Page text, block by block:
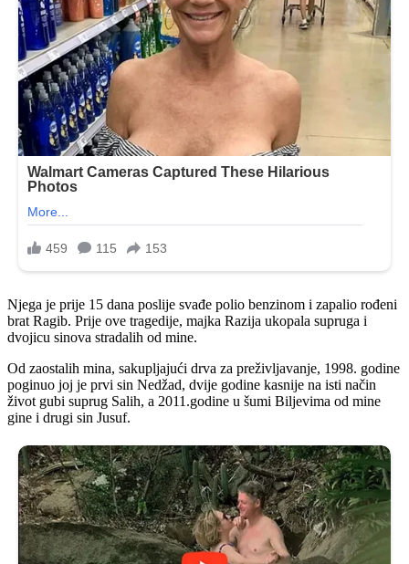
Njega je prije 15 dana poslije svađe polio benzinom i zapalio rođeni
brat Ragib. Prije ove tragedije, majka Razija ukopala supruga i
dvojicu sinova stradalih od mine.
Od zaostalih mina, sakupljajući drva za preživljavanje, 1998. godine
poginuo joj je prvi sin Nedžad, dvije godine kasnije na isti način
život gubi suprug Salih, a 2011.godine u šumi Biljevima od mine
gine i drugi sin Jusuf.